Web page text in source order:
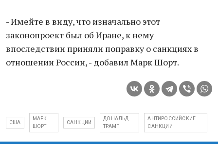
- Имейте в виду, что изначально этот
законопроект был об Иране, к нему
впоследствии приняли поправку о санкциях в
отношении России, - добавил Марк Шорт.
США
МАРК
ШОРТ
САНКЦИИ
ДОНАЛЬД
ТРАМП
АНТИРОССИЙСКИЕ
САНКЦИИ